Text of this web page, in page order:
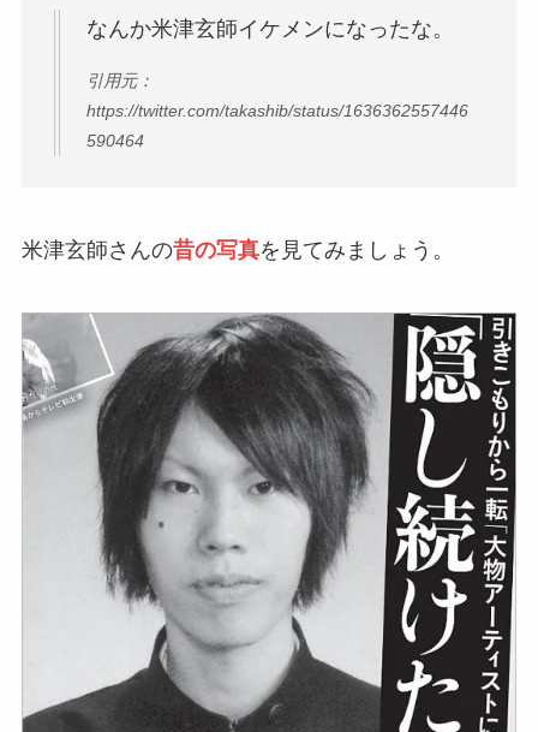
なんか米津玄師イケメンになったな。
引用元：
https://twitter.com/takashib/status/1636362557446
590464
米津玄師さんの昔の写真を見てみましょう。